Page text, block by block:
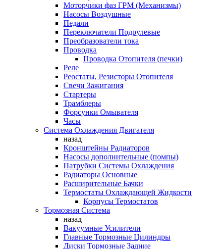
Моторчики фаз ГРМ (Механизмы)
Насосы Воздушные
Педали
Переключатели Подрулевые
Преобразователи тока
Проводка
Проводка Отопителя (печки)
Реле
Реостаты, Резисторы Отопителя
Свечи Зажигания
Стартеры
Трамблеры
Форсунки Омывателя
Часы
Система Охлаждения Двигателя
назад
Кронштейны Радиаторов
Насосы дополнительные (помпы)
Патрубки Системы Охлаждения
Радиаторы Основные
Расширительные Бачки
Термостаты Охлаждающей Жидкости
Корпусы Термостатов
Тормозная Система
назад
Вакуумные Усилители
Главные Тормозные Цилиндры
Диски Тормозные Задние